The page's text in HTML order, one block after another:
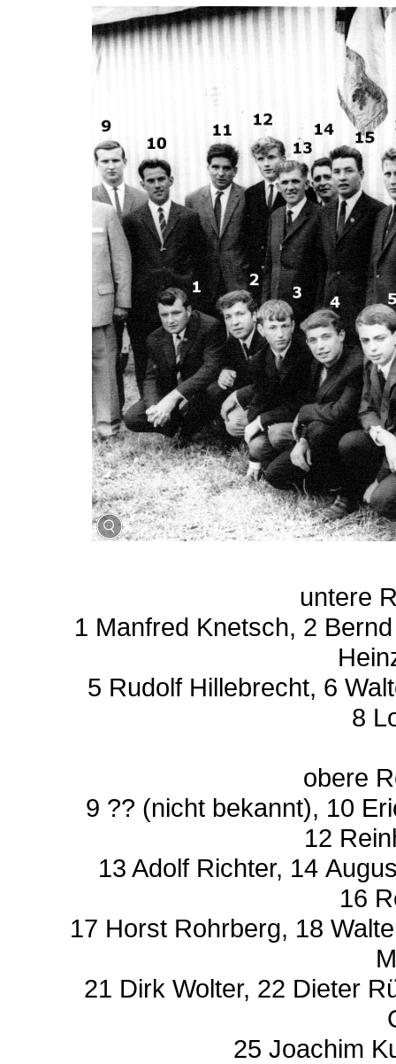
untere
1 Manfred Knetsch, 2
5 Rudolf Hillebrecht, 6
8
obere
9 ?? (nicht bekannt), 10
12
13 Adolf Richter, 14
16
17 Horst Rohrberg, 18
21 Dirk Wolter, 22 Dieter
25 Joachim